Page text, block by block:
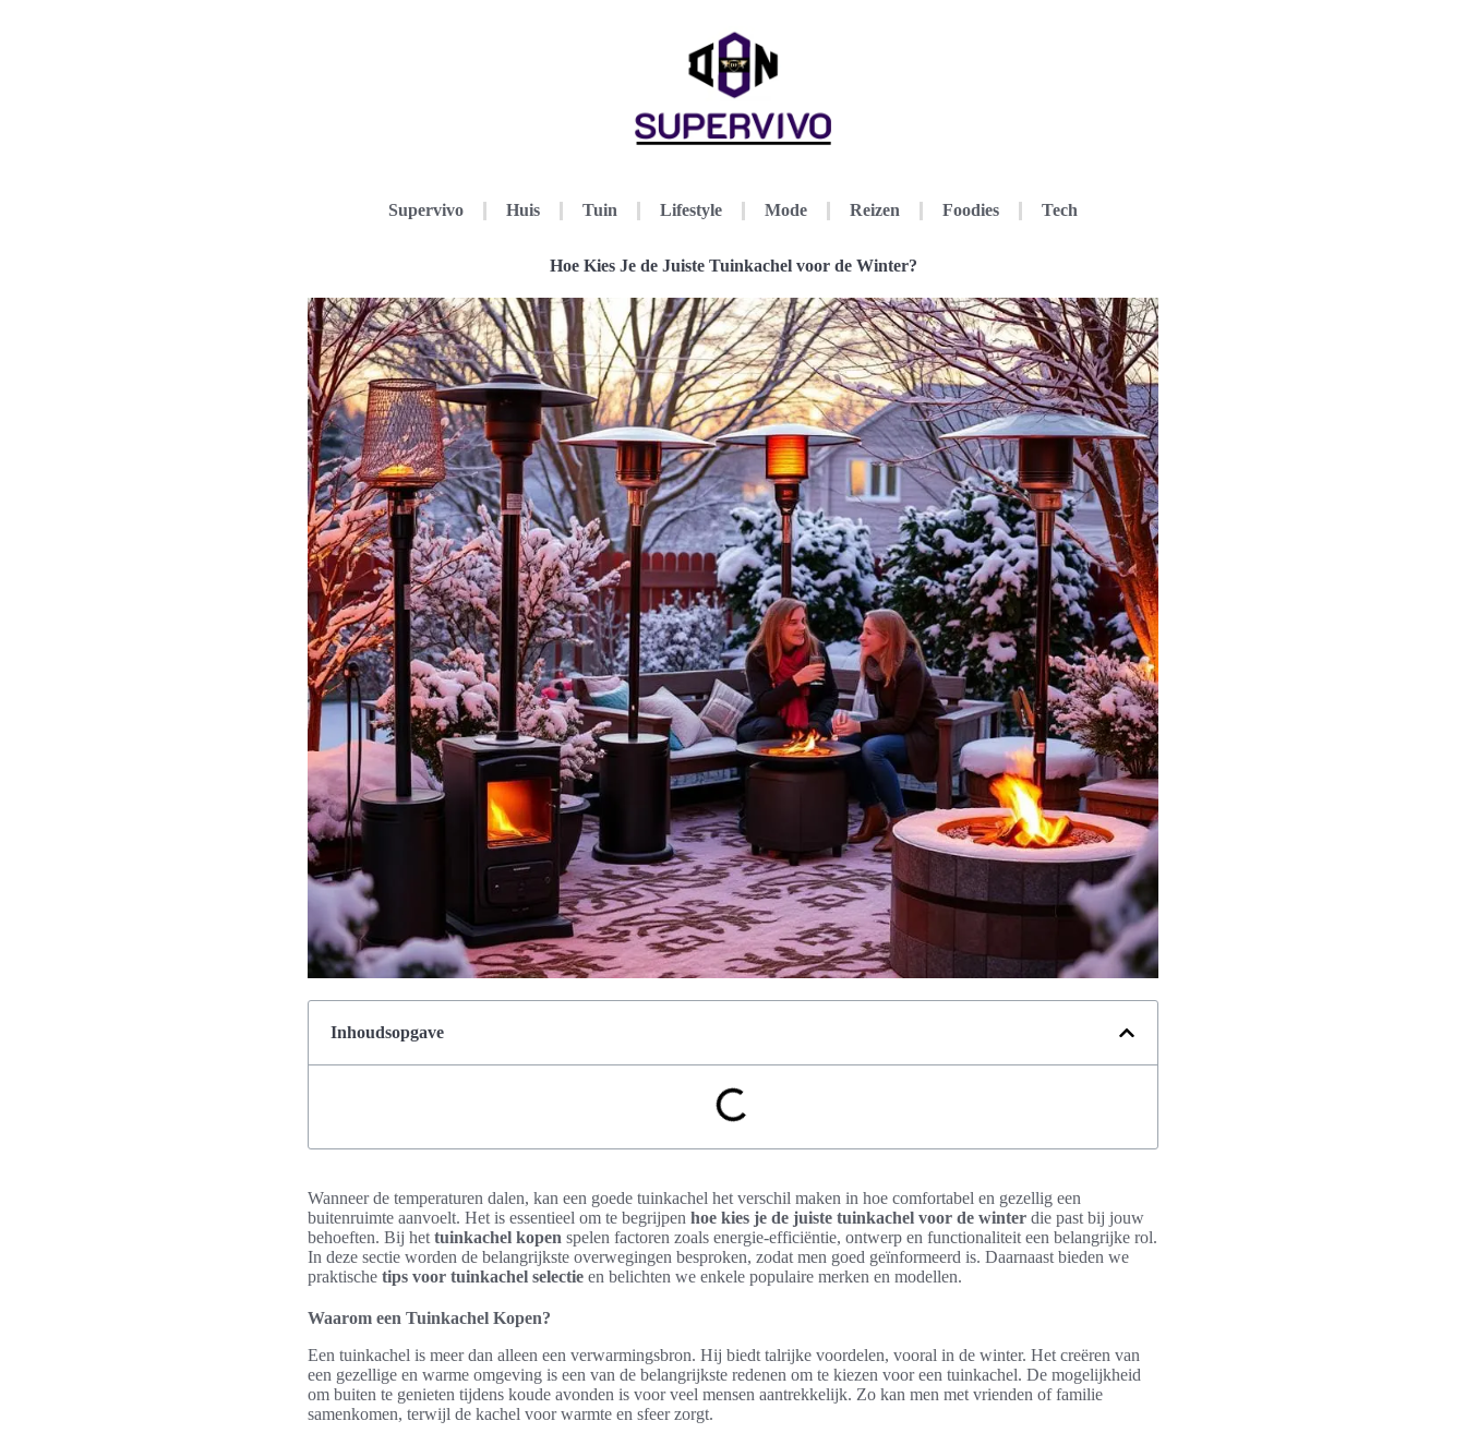
Supervivo Huis Tuin Lifestyle Mode Reizen Foodies Tech
Hoe Kies Je de Juiste Tuinkachel voor de Winter?
Inhoudsopgave
Wanneer de temperaturen dalen, kan een goede tuinkachel het verschil maken in hoe comfortabel en gezellig een
buitenruimte aanvoelt. Het is essentieel om te begrijpen hoe kies je de juiste tuinkachel voor de winter die past bij jouw
behoeften. Bij het tuinkachel kopen spelen factoren zoals energie-efficiëntie, ontwerp en functionaliteit een belangrijke rol.
In deze sectie worden de belangrijkste overwegingen besproken, zodat men goed geïnformeerd is. Daarnaast bieden we
praktische tips voor tuinkachel selectie en belichten we enkele populaire merken en modellen.
Waarom een Tuinkachel Kopen?
Een tuinkachel is meer dan alleen een verwarmingsbron. Hij biedt talrijke voordelen, vooral in de winter. Het creëren van
een gezellige en warme omgeving is een van de belangrijkste redenen om te kiezen voor een tuinkachel. De mogelijkheid
om buiten te genieten tijdens koude avonden is voor veel mensen aantrekkelijk. Zo kan men met vrienden of familie
samenkomen, terwijl de kachel voor warmte en sfeer zorgt.